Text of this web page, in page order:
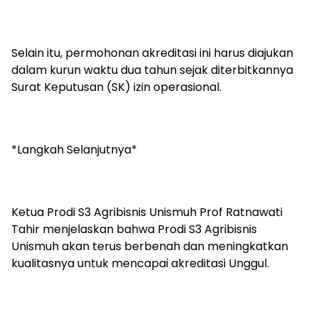
Selain itu, permohonan akreditasi ini harus diajukan
dalam kurun waktu dua tahun sejak diterbitkannya
Surat Keputusan (SK) izin operasional.
*Langkah Selanjutnya*
Ketua Prodi S3 Agribisnis Unismuh Prof Ratnawati
Tahir menjelaskan bahwa Prodi S3 Agribisnis
Unismuh akan terus berbenah dan meningkatkan
kualitasnya untuk mencapai akreditasi Unggul.